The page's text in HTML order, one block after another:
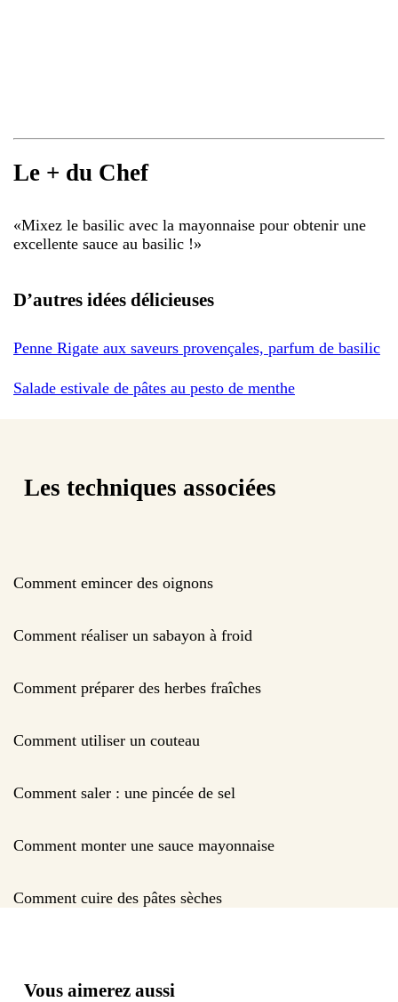
Le + du Chef
«Mixez le basilic avec la mayonnaise pour obtenir une
excellente sauce au basilic !»
D’autres idées délicieuses
Penne Rigate aux saveurs provençales, parfum de basilic
Salade estivale de pâtes au pesto de menthe
Les techniques associées
Comment emincer des oignons
Comment réaliser un sabayon à froid
Comment préparer des herbes fraîches
Comment utiliser un couteau
Comment saler : une pincée de sel
Comment monter une sauce mayonnaise
Comment cuire des pâtes sèches
Vous aimerez aussi